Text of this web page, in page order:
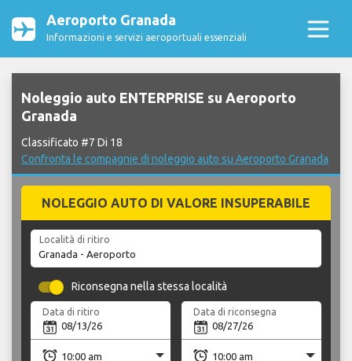
Aeroporto Granada
Informazioni e servizi aeroportuali essenziali
Noleggio auto ENTERPRISE su Aeroporto
Granada
Classificato #7 Di 18
Confronta le compagnie di noleggio auto su Aeroporto Granada
NOLEGGIO AUTO DI VALORE INSUPERABILE
Località di ritiro
Riconsegna nella stessa località
Data di ritiro Data di riconsegna